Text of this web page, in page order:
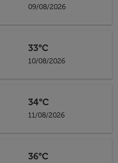
09/08/2026
33°C
10/08/2026
34°C
11/08/2026
36°C